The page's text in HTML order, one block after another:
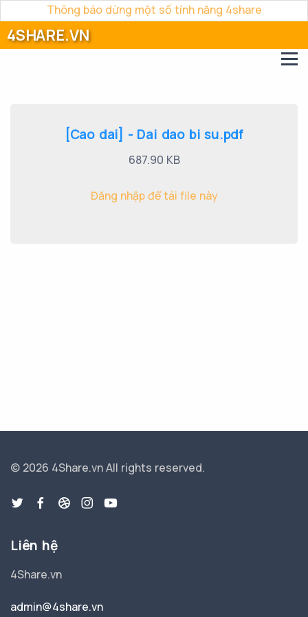
Thông báo dừng một số tính năng 4share
4SHARE.VN
[Cao dai] - Dai dao bi su.pdf
687.90 KB
Đăng nhập để tải file này
© 2026 4Share.vnAll rights reserved.
Liên hệ
4Share.vn
admin@4share.vn